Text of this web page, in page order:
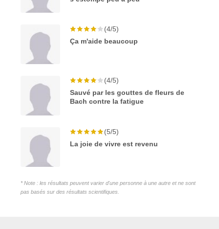
(4/5)
Ça m'aide beaucoup
(4/5)
Sauvé par les gouttes de fleurs de
Bach contre la fatigue
(5/5)
La joie de vivre est revenu
* Note : les résultats peuvent varier d'une personne à une autre et ne sont
pas basés sur des résultats scientifiques.